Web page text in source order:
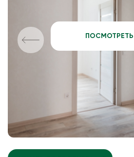
ПОСМОТРЕТЬ